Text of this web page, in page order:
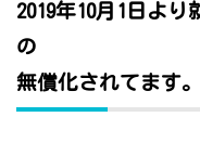
2019年10月1日よ
の
無償化されてます。